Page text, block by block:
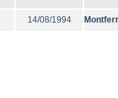
14/08/1994